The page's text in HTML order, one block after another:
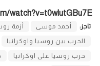
watch?v=t0wlutGBu7E
تاجز: أحمد موسى أزمة
الحرب بين روسيا واوكرانيا
حرب روسيا على اوكرانيا